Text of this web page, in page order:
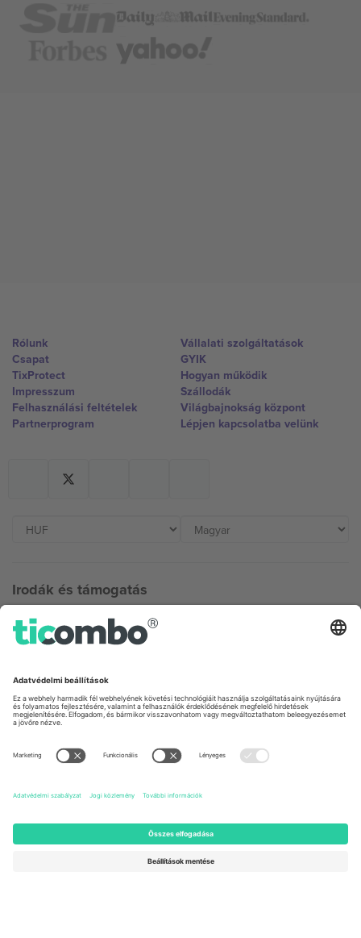
Rólunk
Csapat
TixProtect
Impresszum
Felhasználási feltételek
Partnerprogram
Vállalati szolgáltatások
GYIK
Hogyan működik
Szállodák
Világbajnokság központ
Lépjen kapcsolatba velünk
Irodák és támogatás
Germany
Unter den Linden 24, 10117
United States
Newark, Delaware 19713, United
Switzerland
Engelberg, Switzerland
Regus Sofia City West, bul
Totleben 53-55, 1606 Sofia,
UAE Dubai Silicon Oasis, DDP
Building A1, Office 302, Dubai,
United Arab Emirates